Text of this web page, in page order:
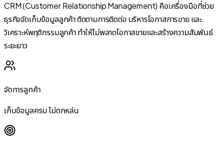
CRM (Customer Relationship Management) คือเครื่องมือที่ช่วย
ธุรกิจจัดเก็บข้อมูลลูกค้า ติดตามการติดต่อ บริหารโอกาสการขาย และ
วิเคราะห์พฤติกรรมลูกค้า ทำให้ไม่พลาดโอกาสขายและสร้างความสัมพันธ์
ระยะยาว
จัดการลูกค้า
เก็บข้อมูลครบ ไม่ตกหล่น